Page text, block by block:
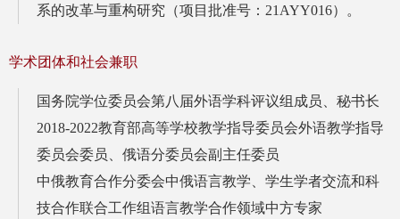
系的改革与重构研究（项目批准号：21AYY016）。
学术团体和社会兼职
国务院学位委员会第八届外语学科评议组成员、秘书长
2018-2022教育部高等学校教学指导委员会外语教学指导
委员会委员、俄语分委员会副主任委员
中俄教育合作分委会中俄语言教学、学生学者交流和科
技合作联合工作组语言教学合作领域中方专家